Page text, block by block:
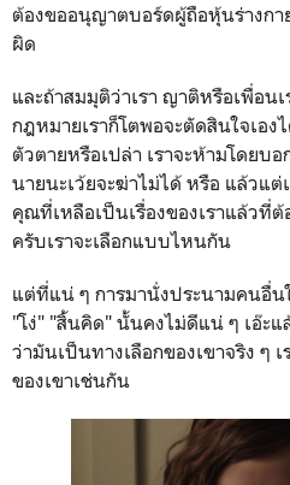
ต้องขออนุญาตบอร์ดผู้ถือหุ้นร่างกา
ผิด
และถ้าสมมุติว่าเรา ญาติหรือเพื่อน
กฎหมายเราก็โตพอจะตัดสินใจเอง
ตัวตายหรือเปล่า เราจะห้ามโดยบ
นายนะเว้ยจะฆ่าไม่ได้ หรือ แล้วแ
คุณที่เหลือเป็นเรื่องของเราแล้วที่
ครับเราจะเลือกแบบไหนกัน
แต่ที่แน่ ๆ การมานั่งประนามคนอื่น
"โง่" "สิ้นคิด" นั้นคงไม่ดีแน่ ๆ เอ๊ะแ
ว่ามันเป็นทางเลือกของเขาจริง ๆ
ของเขาเช่นกัน